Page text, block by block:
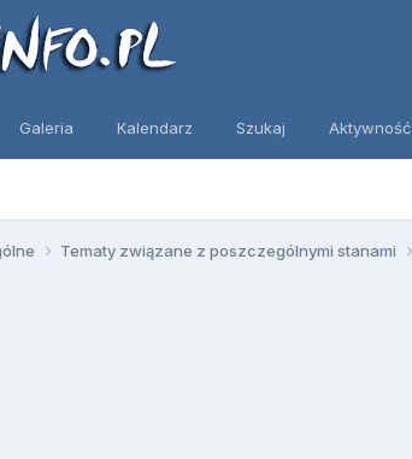
Galeria Kalendarz Szukaj Aktywność
Tematy związane z poszczególnymi stanami